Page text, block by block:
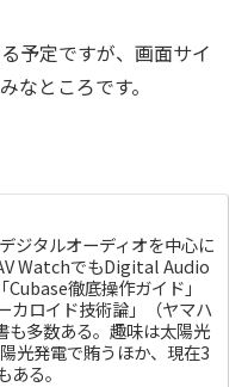
予定ですが、画面サイ
なところです。
ジタルオーディオを中心に
WatchでもDigital Audio
徹底操作ガイド」
カロイド技術論」（ヤマハ
も多数ある。趣味は太陽光
光発電で賄うほか、現在3
る。